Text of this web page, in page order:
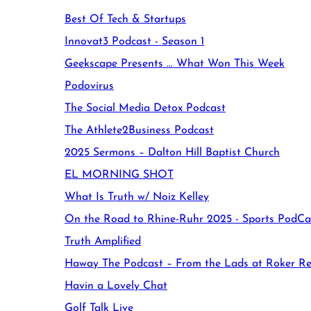
Best Of Tech & Startups
Innovat3 Podcast - Season 1
Geekscape Presents ... What Won This Week
Podovirus
The Social Media Detox Podcast
The Athlete2Business Podcast
2025 Sermons – Dalton Hill Baptist Church
EL MORNING SHOT
What Is Truth w/ Noiz Kelley
On the Road to Rhine-Ruhr 2025 - Sports
Truth Amplified
Haway The Podcast – From the Lads at Roker
Havin a Lovely Chat
Golf Talk Live